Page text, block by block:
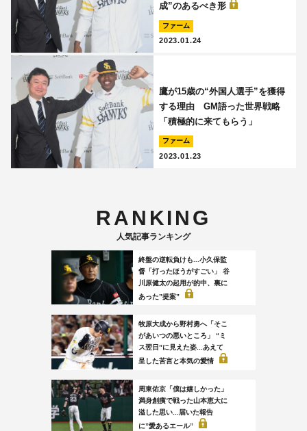
成”のあるべき形
ファーム
2023.01.24
鷹が15歳の“外国人選手”を獲得
する理由 GM語った世界戦略
「積極的に来てもらう」
ファーム
2023.01.23
RANKING
人気記事ランキング
終盤の逆転負けも...小久保監
督「打ったほうがすごい」 谷
川原健太の起用が的中、裏に
あった”提案”
牧原大成から野村勇へ「そこ
があいつの悪いところ」 “ミ
ス翌日”に見えた姿...あえて
呈した苦言と本気の愛情
周東佑京「僕は嬉しかった」
満身創痍で戦った山本恵大に
溢した思い...届いた報告
に”愛あるエール”